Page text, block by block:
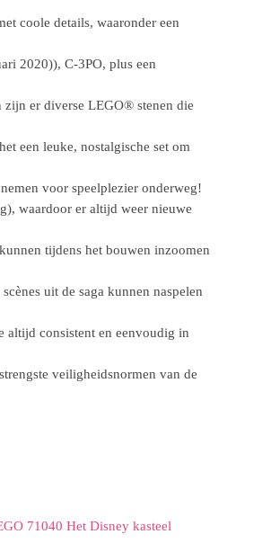
coole details, waaronder een
2020)), C-3PO, plus een
er diverse LEGO® stenen die
een leuke, nostalgische set om
voor speelplezier onderweg!
waardoor er altijd weer nieuwe
tijdens het bouwen inzoomen
uit de saga kunnen naspelen
altijd consistent en eenvoudig in
veiligheidsnormen van de